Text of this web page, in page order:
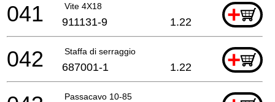
Vite 4X18 +
041 911131-9 1.22
Staffa di serraggio +
042 687001-1 1.22
Passacavo 10-85